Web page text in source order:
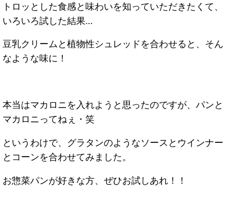
トロッとした食感と味わいを知っていただきたくて、
いろいろ試した結果…
豆乳クリームと植物性シュレッドを合わせると、そん
なような味に！
本当はマカロニを入れようと思ったのですが、パンと
マカロニってねぇ・笑
というわけで、グラタンのようなソースとウインナー
とコーンを合わせてみました。
お惣菜パンが好きな方、ぜひお試しあれ！！